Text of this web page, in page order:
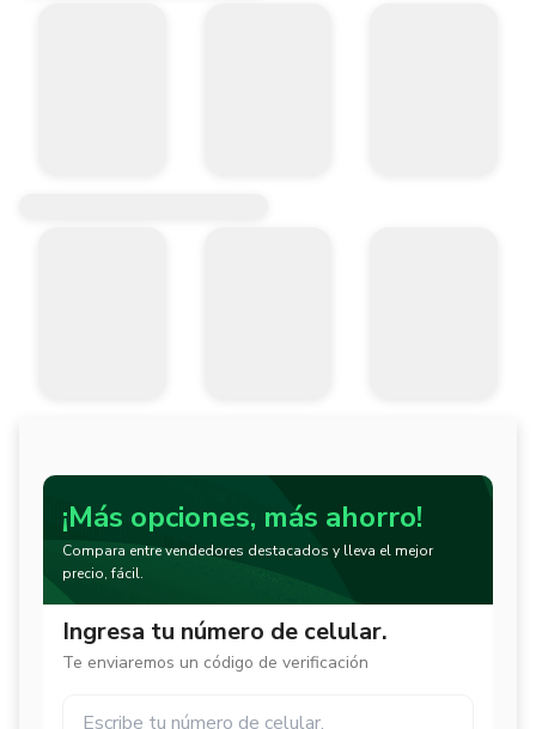
¡Más opciones, más ahorro!
Compara entre vendedores destacados y lleva el mejor
precio, fácil.
Ingresa tu número de celular.
Te enviaremos un código de verificación